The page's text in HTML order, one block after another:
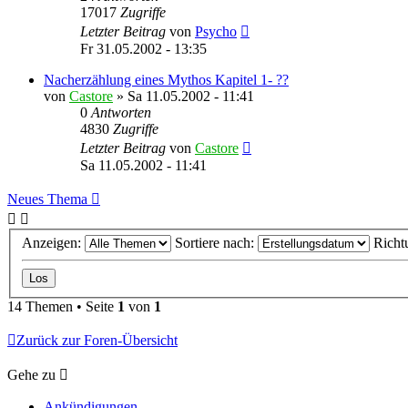
17017 Zugriffe
Letzter Beitrag von Psycho
Fr 31.05.2002 - 13:35
Nacherzählung eines Mythos Kapitel 1- ??
von Castore » Sa 11.05.2002 - 11:41
0 Antworten
4830 Zugriffe
Letzter Beitrag von Castore
Sa 11.05.2002 - 11:41
Neues Thema
Anzeigen: Sortiere nach:
14 Themen • Seite 1 von 1
Zurück zur Foren-Übersicht
Gehe zu